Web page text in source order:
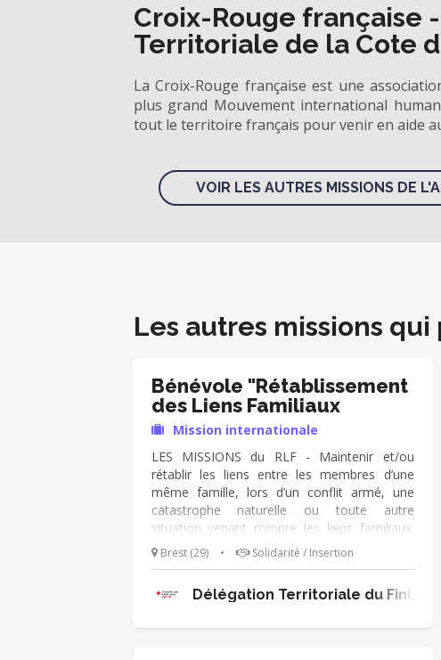
Croix-Rouge française
Territoriale de la Cote
La Croix-Rouge française est une
plus grand Mouvement international
tout le territoire français pour venir en aide
VOIR LES AUTRES MISSIONS DE
Les autres missions
Bénévole "Rétablissement
des Liens Familiaux
Mission internationale
LES MISSIONS du RLF - Maintenir et/ou
rétablir les liens entre les membres d’une
même famille, lors d’un conflit armé, une
catastrophe naturelle ou toute autre
situation venant rompre les liens familiaux.
Les MISSIONS du bénévole - Faire des
entretiens en binôme avec les personnes
du dossier en informatique et suivi des
Brest (29) • Solidarité / Insertion
Délégation Territoriale du Finistère